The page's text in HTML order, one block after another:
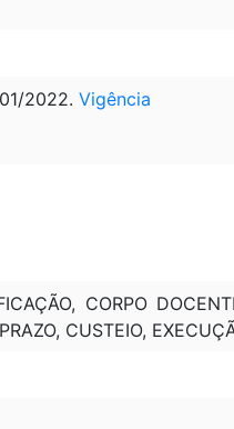
2022. Vigência
CORPO
CUSTEIO,